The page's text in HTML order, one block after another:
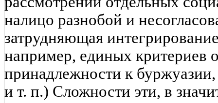
налицо разнобой и
затрудняющая
например, единых критериев
принадлежности к
и т. п.) Сложности эти, в